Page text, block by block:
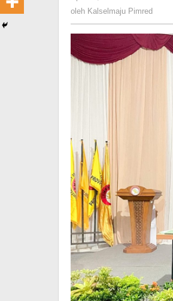
Kalselmaju
Pimred
oleh Kalselmaju Pimred